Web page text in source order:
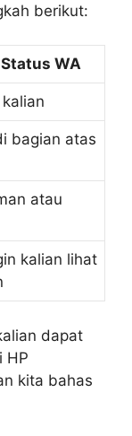
berikut:
WA
bagian atas
atau
kalian lihat
dapat
HP
kita bahas